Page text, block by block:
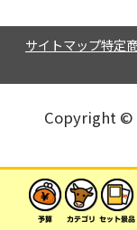
サイトマップ特定
Copyright ©︎